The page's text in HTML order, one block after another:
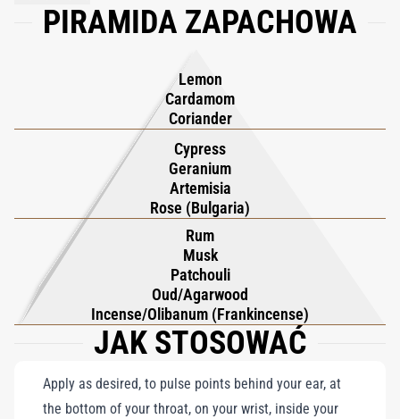
mieszanką przypraw. W miarę jak zapach się rozwija, odsłania
paczuli i zmysłowym piżmem, zakotwicza kompozycję, podczas
gdy odrobina intrygi wypełnionej rumem utrzymuje się od
początku, dodając głębi i złożoności. Będąc częścią rodziny
zapachowej „The Smokes” KILIANA PARIS, Musk Oud czerpie
inspirację z podróży Kiliana Hennessy’ego na Bliski Wschód,
celebrując bogactwo tradycji, takich jak kadzidło, bakhoor i
cenne esencje drzewne. To mistrzowskie dzieło łączy
dziedzictwo z innowacją, zapraszając użytkowników do
odkrywania sugestywnej krainy, w której starożytna elegancja
spotyka się z nowoczesnym artyzmem.
PIRAMIDA ZAPACHOWA
Lemon
Cardamom
Coriander
Cypress
Geranium
Artemisia
Rose (Bulgaria)
Rum
Musk
Patchouli
Oud/Agarwood
Incense/Olibanum (Frankincense)
JAK STOSOWAĆ
Apply as desired, to pulse points behind your ear, at
the bottom of your throat, on your wrist, inside your